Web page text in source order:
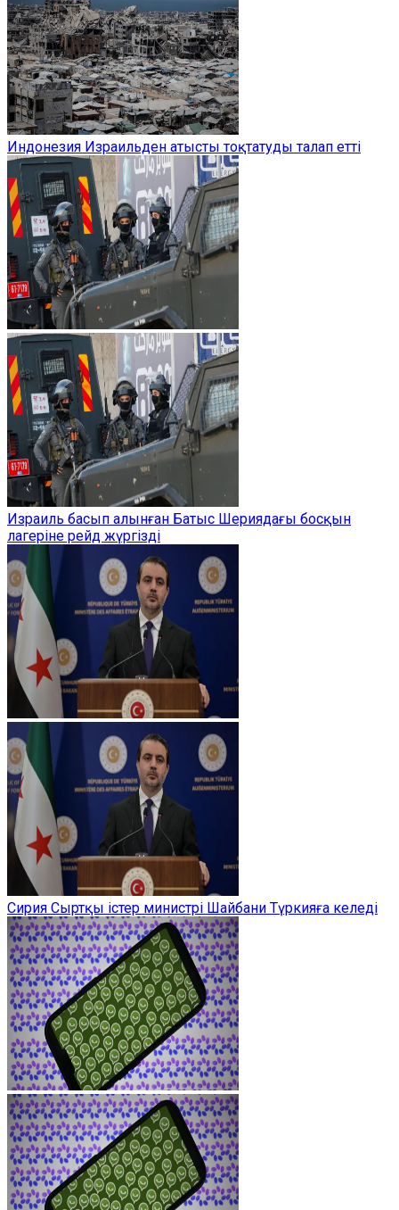
Индонезия Израильден атысты тоқтатуды талап етті
Израиль басып алынған Батыс Шериядағы босқын
лагеріне рейд жүргізді
Сирия Сыртқы істер министрі Шайбани Түркияға келеді